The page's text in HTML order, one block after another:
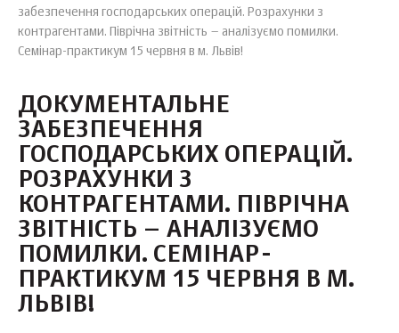
забезпечення господарських операцій. Розрахунки з
контрагентами. Піврічна звітність – аналізуємо помилки.
Семінар-практикум 15 червня в м. Львів!
ДОКУМЕНТАЛЬНЕ
ЗАБЕЗПЕЧЕННЯ
ГОСПОДАРСЬКИХ ОПЕРАЦІЙ.
РОЗРАХУНКИ З
КОНТРАГЕНТАМИ. ПІВРІЧНА
ЗВІТНІСТЬ – АНАЛІЗУЄМО
ПОМИЛКИ. СЕМІНАР-
ПРАКТИКУМ 15 ЧЕРВНЯ В М.
ЛЬВІВ!